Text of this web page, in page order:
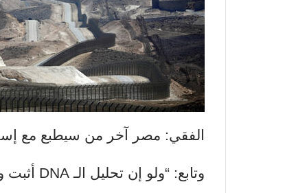
الفقي: مصر آخر من سيطبع مع
وتابع: “ولو إن تحليل الـ DNA أثبت وجود حوالي 80% من الجينات مشتركة”.